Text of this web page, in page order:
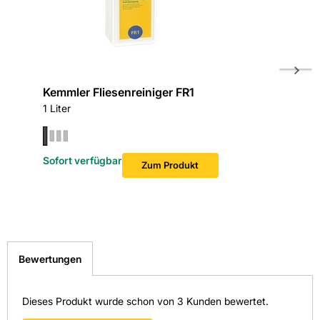
Kemmler Fliesenreiniger FR1
1 Liter
Zum Produkt
Sofort verfügbar
Bewertungen
Dieses Produkt wurde schon von 3 Kunden bewertet.